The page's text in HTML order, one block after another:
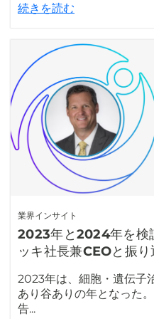
続きを読む
業界インサイト
2023年と2024年を検
ッキ社長兼CEOと振り
2023年は、細胞・遺伝子
あり谷ありの年となった
告...